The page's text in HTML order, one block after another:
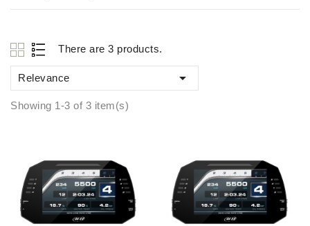
There are 3 products.
Relevance 
Showing 1-3 of 3 item(s)